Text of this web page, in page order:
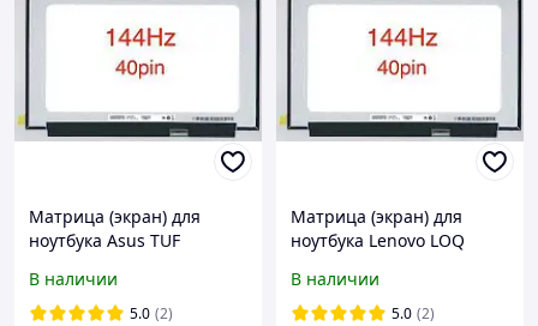
Матрица (экран) для
ноутбука Asus TUF
FA506NCR FullHD IPS
144Hz
В наличии
5.0 (2)
Матрица (экран) для
ноутбука Lenovo LOQ
144Hz
В наличии
5.0 (2)